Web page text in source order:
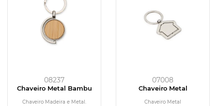
08237
Chaveiro Metal Bambu
Chaveiro Madeira e Metal.
07008
Chaveiro Metal
Chaveiro Metal